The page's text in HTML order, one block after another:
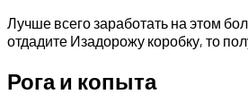
Лучше всего заработать на этом
отдадите Изадорожу коробку, то
Рога и копыта